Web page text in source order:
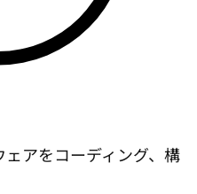
アをコーディング、構